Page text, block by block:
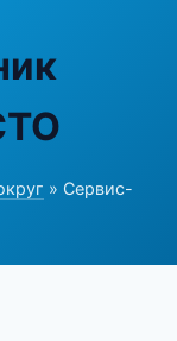
» Сервис-